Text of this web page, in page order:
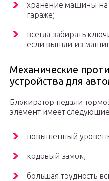
хранение машины на
гараже;
всегда забирать
если вышли из
Механические
устройства для
Блокиратор педали
элемент имеет следующие
повышенный уровень
кодовый замок;
большая трудность